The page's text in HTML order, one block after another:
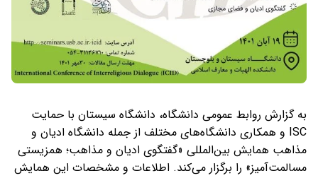
به گزارش روابط عمومی دانشگاه، دانشگاه سیستان با حمایت
ISC و همکاری دانشگاه‌های مختلف از جمله دانشگاه ادیان و
مذاهب همایش بین‌المللی «گفتگوی ادیان و مذاهب؛ همزیستی
مسالمت‌آمیز» را برگزار می‌کند. اطلاعات و مشخصات این همایش